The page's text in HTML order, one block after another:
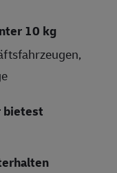
10 kg
bietest